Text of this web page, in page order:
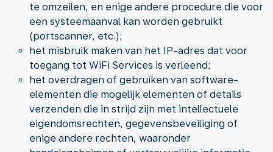
te omzeilen, en enige andere procedure die voor
een systeemaanval kan worden gebruikt
(portscanner, etc.);
het misbruik maken van het IP-adres dat voor
toegang tot WiFi Services is verleend;
het overdragen of gebruiken van software-
elementen die mogelijk elementen of details
verzenden die in strijd zijn met intellectuele
eigendomsrechten, gegevensbeveiliging of
enige andere rechten, waaronder